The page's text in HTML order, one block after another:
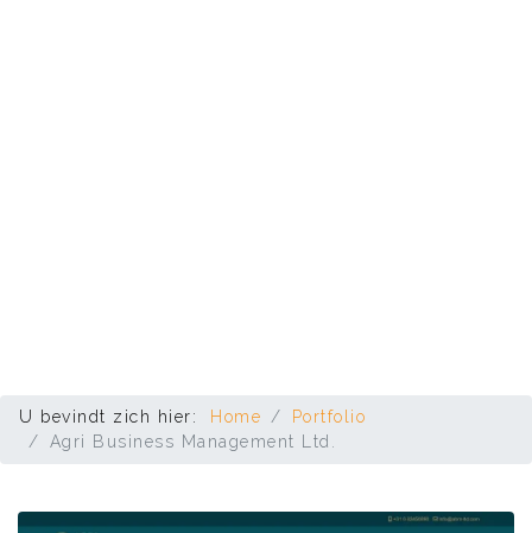
U bevindt zich hier: Home
Portfolio
Agri Business Management Ltd.